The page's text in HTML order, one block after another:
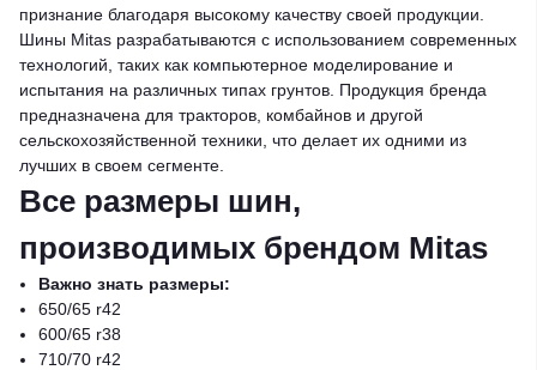
признание благодаря высокому качеству своей продукции.
Шины Mitas разрабатываются с использованием современных
технологий, таких как компьютерное моделирование и
испытания на различных типах грунтов. Продукция бренда
предназначена для тракторов, комбайнов и другой
сельскохозяйственной техники, что делает их одними из
лучших в своем сегменте.
Все размеры шин,
производимых брендом Mitas
Важно знать размеры:
650/65 r42
600/65 r38
710/70 r42